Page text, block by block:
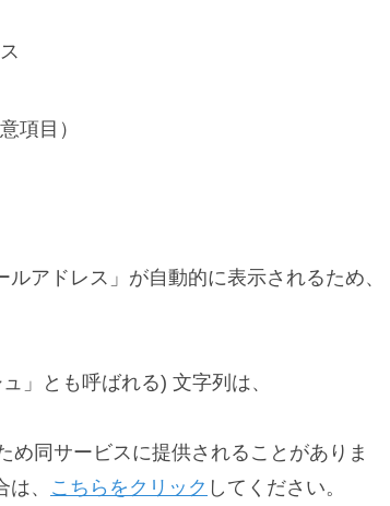
項目）
アドレス」が自動的に表示されるため、
」とも呼ばれる) 文字列は、
め同サービスに提供されることがありま
、 こちらをクリック してください。